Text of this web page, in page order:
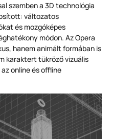
szemben a 3D technológia
változatos
és mozgóképes
módon. Az Opera
hanem animált formában is
karaktert tükröző vizuális
online és offline